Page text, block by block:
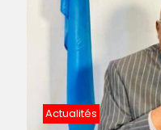
Actualités